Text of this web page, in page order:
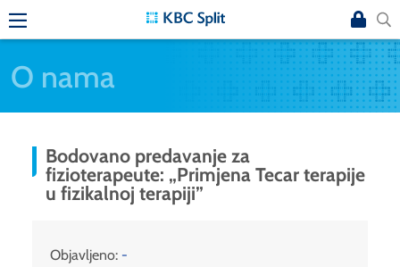
O nama
Bodovano predavanje za
fizioterapeute: „Primjena Tecar terapije
u fizikalnoj terapiji”
Objavljeno: -